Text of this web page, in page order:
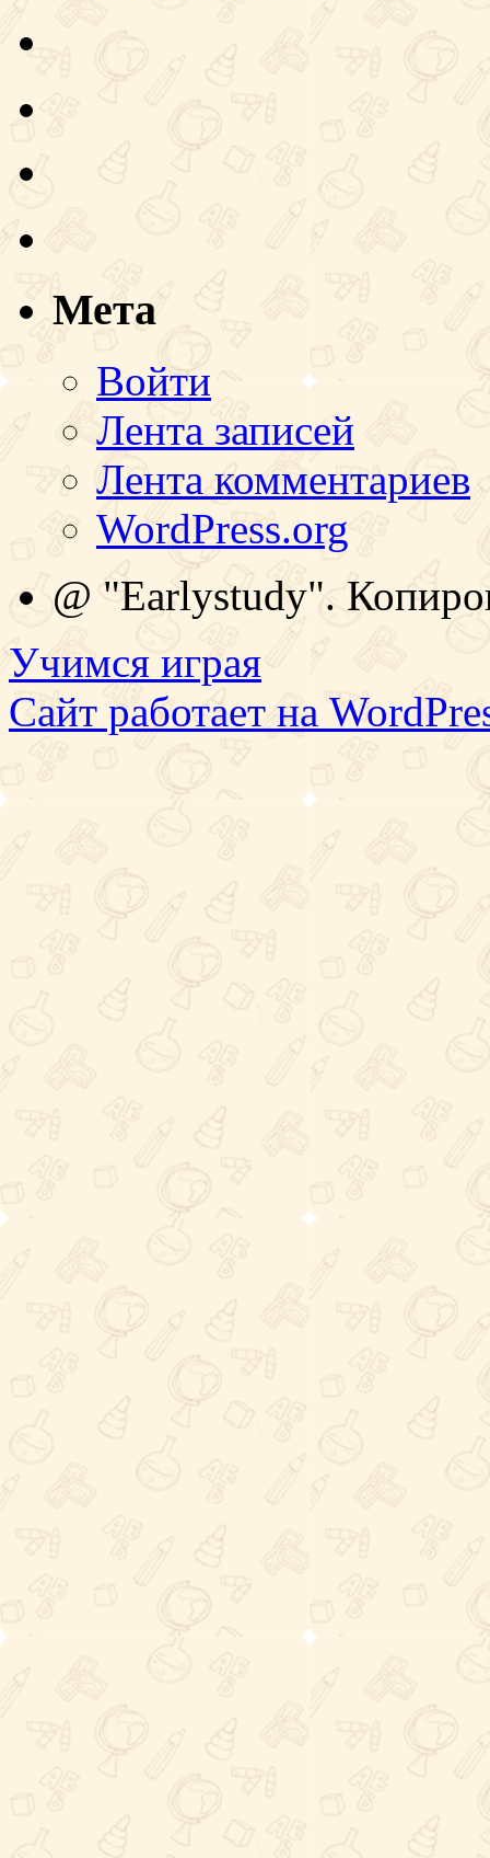
Мета
Войти
Лента записей
Лента комментариев
WordPress.org
@ "Earlystudy".
Учимся играя
Сайт работает на